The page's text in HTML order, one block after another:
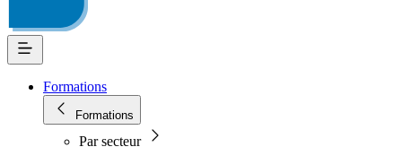
Formations
Formations
Par secteur